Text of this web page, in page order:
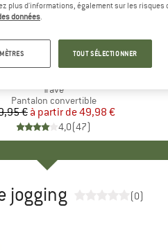
+1
Article
Trave
Product group
Pantalon convertible
Prix
€ Prix réduit
à partir de49,98 €
4,0(47)
-50 %
jogging (0)
plus d'informations, également sur les
données.
TOUT SÉLECTIONNER